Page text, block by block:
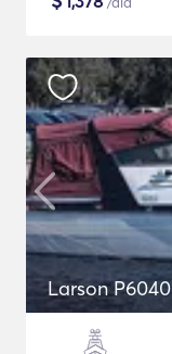
Larson P6040